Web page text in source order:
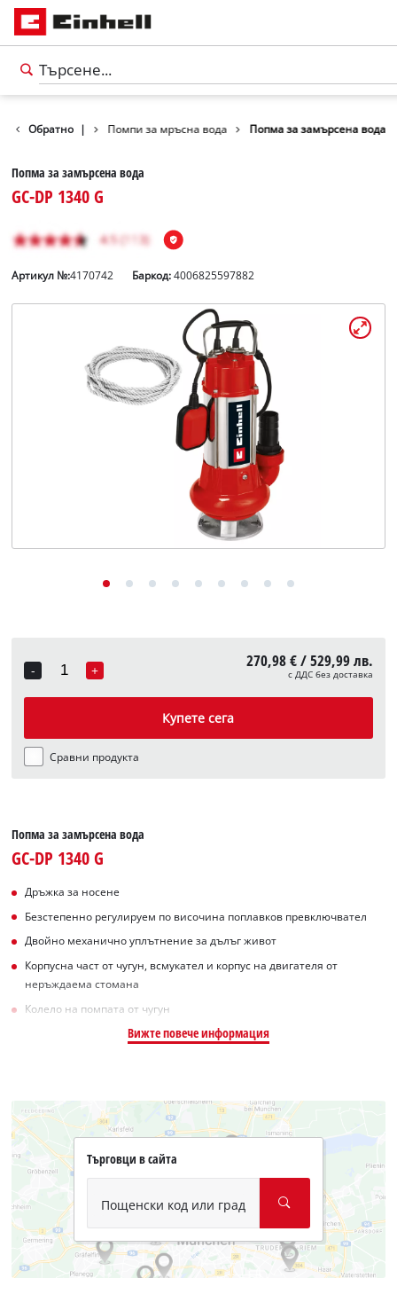
български
Обратно |
Водни помпи Помпи за мръсна вода Попма за замърсена вода
Попма за замърсена вода
GC-DP 1340 G
Артикул №:4170742 Баркод:4006825597882
-
Quantity
+ 270,98 € / 529,99 лв.
с ДДС без доставка
Купете сега
Сравни продукта
Попма за замърсена вода
GC-DP 1340 G
Дръжка за носене
Безстепенно регулируем по височина поплавков превключвател
Двойно механично уплътнение за дълъг живот
Корпусна част от чугун, всмукател и корпус на двигателя от
неръждаема стомана
Колело на помпата от чугун
Вижте повече информация
Търговци в сайта
Пощенски код или град